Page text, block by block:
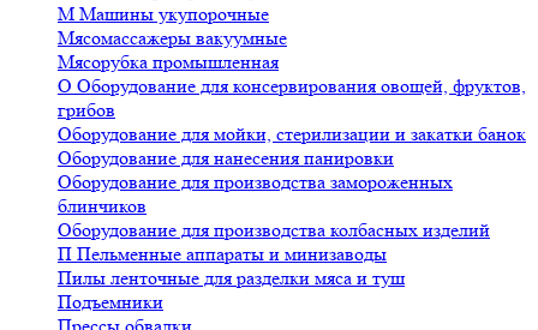
М Машины укупорочные
Мясомассажеры вакуумные
Мясорубка промышленная
О Оборудование для консервирования овощей, фруктов,
грибов
Оборудование для мойки, стерилизации и закатки банок
Оборудование для нанесения панировки
Оборудование для производства замороженных
блинчиков
Оборудование для производства колбасных изделий
П Пельменные аппараты и минизаводы
Пилы ленточные для разделки мяса и туш
Подъемники